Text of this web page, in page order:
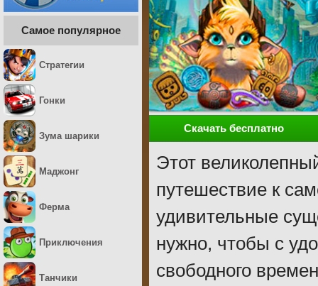
Скачать бесплатно
Этот
путешествие к
удивительные
нужно, чтобы с
свободного
Самое популярное
Стратегии
Гонки
Зума шарики
Маджонг
Ферма
Приключения
Танчики